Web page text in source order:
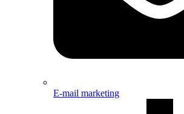
E-mail marketing